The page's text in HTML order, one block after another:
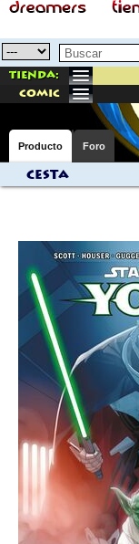
Tienda:
comic
Producto Foro
Cesta